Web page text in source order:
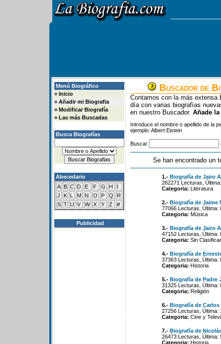
Menú Biográfico
» Inicio
» Añadir mi Biografia
» Modificar Biografía
» Las más Buscadas
Busca Biografías
Abecedario
A B C D E F G H
I
J
K L M N O P Q
R
S T U V W X Y Z #
Publicidad
Buscador de
Contamos con la más extensa
día con varias biografías
en nuestro Buscador. Añade
Introduce el nombre o apellido de la
ejemplo: Albert Eistein
Buscar
Se han encontrado un
1.- Biografía de Jairo
262271 Lecturas,
Categoria: Literatura
2.- Biografía de Jaime
77066 Lecturas, Última:
Categoria: Música
3.- Biografía de Jairo
47152 Lecturas, Última:
Categoria: Sin Clasificar
4.- Biografía de
37363 Lecturas, Última:
Categoria: Historia
5.- Biografía de Padre
31325 Lecturas, Última:
Categoria: Religión
6.- Biografía de Carlos
27256 Lecturas, Última:
Categoria: Cine y
7.- Biografía de
26473 Lecturas, Última:
Categoria: Historia